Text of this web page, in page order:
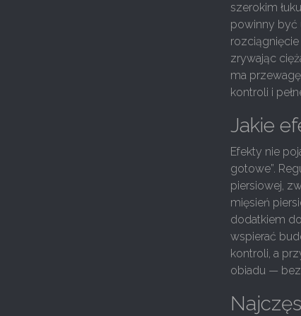
szerokim
powinny być
zrywając
ma
kontroli i
Jakie
Efekty nie
gotowe”.
piersiowej,
mięsień
dodatkiem
wspierać
kontroli, a
obiadu — bez